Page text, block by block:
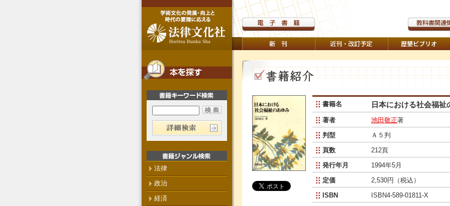
書籍名 日本における社会福祉
著者 池田敬正著
判型
Ａ５判
頁数
212頁
発行年月
1994年5月
定価
2,530円（税込）
ISBN
ISBN4-589-01811-X
法律
政治
経済